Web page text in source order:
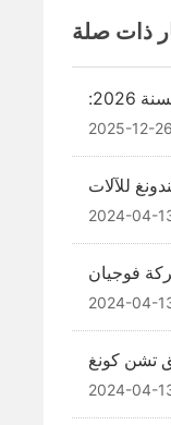
ذات صلة
الإعلان عن فعالية رأس السنة 2026:
2025-12-26
للآلات
لمركز
(الموسّع).
2024-04-
فوجيان
المحدودة
في العصر
الجديد.
2024-04-
تشن كونغ
للآلات
2024-04-